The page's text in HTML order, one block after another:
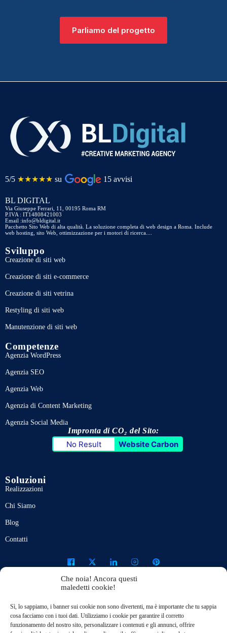
Che noia! Ancora questi
maledetti cookie!
Sì, lo sappiamo, i banner sui cookie non sono divertenti, ma è importante che tu sappia
cosa facciamo con i tuoi dati. Utilizziamo i cookie per garantire il corretto
funzionamento del nostro sito, personalizzare i contenuti e gli annunci, offrire
Parliamo del progetto
5/5 ★★★★★ su 15 avvisi
BL DIGITAL
Via Giuseppe Ferrari, 11, 00195 Roma RM
P.IVA : IT14808421003
Email :info@bldigital.it
Pacchetto Sito Web di alta qualità. La soluzione completa di web design a Roma. Include
web hosting, sito Web, ottimizzazione per i motori di ricerca....
Sviluppo
Creazione di siti web
Creazione di siti e-commerce
Creazione di siti vetrina
Restyling di siti web
Manutenzione di siti web
Competenze
Agenzia WordPress
Agenzia SEO
Agenzia Web
Agenzia di Content Marketing
Agenzia Social Media
Impronta di CO₂ del Sito:
No Result Website Carbon
Soluzioni
Realizzazioni
Chi Siamo
Blog
Contatti
Note Legali Privacy Policy Français English
Cookie Policy